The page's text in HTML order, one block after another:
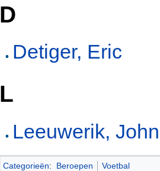
D
Detiger, Eric
L
Leeuwerik, John
Categorieën: Beroepen Voetbal